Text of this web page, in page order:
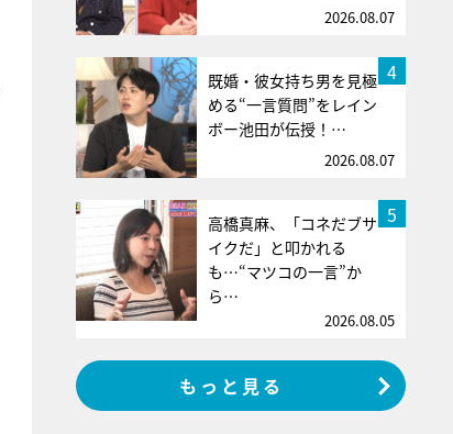
2026.08.07
4
既婚・彼女持ち男を見極
める“一言質問”をレイン
ボー池田が伝授！…
2026.08.07
5
高橋真麻、「コネだブサ
イクだ」と叩かれる
も…“マツコの一言”か
ら…
2026.08.05
もっと見る